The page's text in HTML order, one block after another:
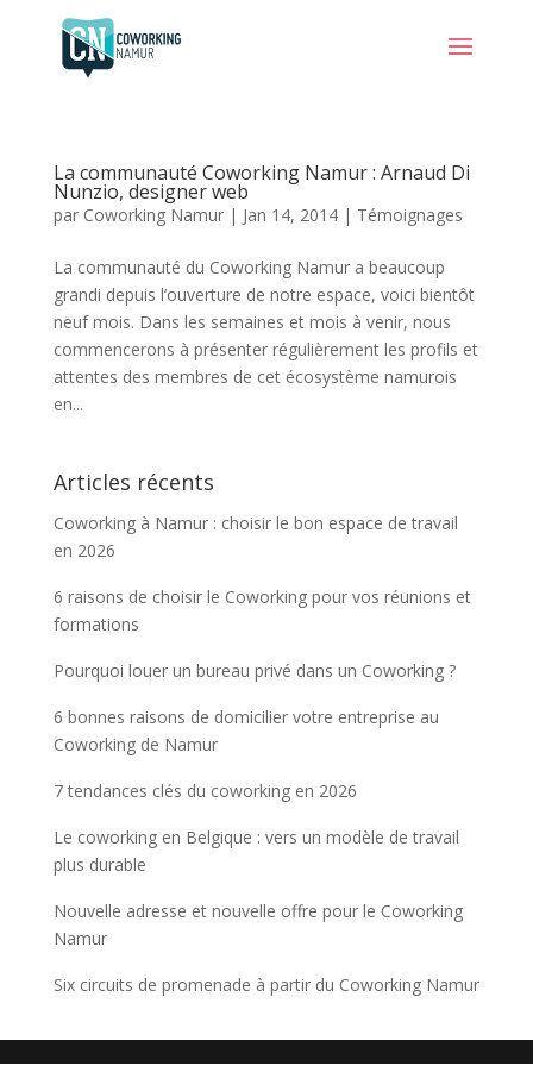
La communauté Coworking Namur : Arnaud Di
Nunzio, designer web
par Coworking Namur| Jan 14, 2014| Témoignages
La communauté du Coworking Namur a beaucoup
grandi depuis l’ouverture de notre espace, voici bientôt
neuf mois. Dans les semaines et mois à venir, nous
commencerons à présenter régulièrement les profils et
attentes des membres de cet écosystème namurois
en...
Articles récents
Coworking à Namur : choisir le bon espace de travail
en 2026
6 raisons de choisir le Coworking pour vos réunions et
formations
Pourquoi louer un bureau privé dans un Coworking ?
6 bonnes raisons de domicilier votre entreprise au
Coworking de Namur
7 tendances clés du coworking en 2026
Le coworking en Belgique : vers un modèle de travail
plus durable
Nouvelle adresse et nouvelle offre pour le Coworking
Namur
Six circuits de promenade à partir du Coworking Namur